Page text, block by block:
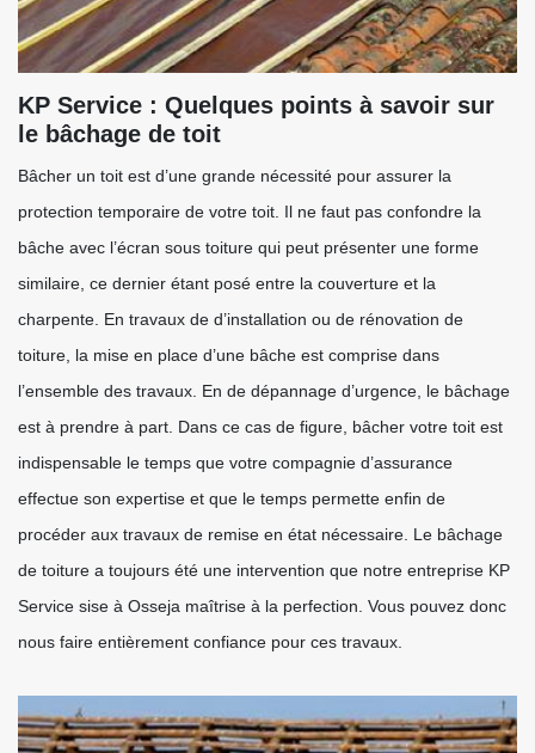
KP Service : Quelques points à savoir sur
le bâchage de toit
Bâcher un toit est d’une grande nécessité pour assurer la
protection temporaire de votre toit. Il ne faut pas confondre la
bâche avec l’écran sous toiture qui peut présenter une forme
similaire, ce dernier étant posé entre la couverture et la
charpente. En travaux de d’installation ou de rénovation de
toiture, la mise en place d’une bâche est comprise dans
l’ensemble des travaux. En de dépannage d’urgence, le bâchage
est à prendre à part. Dans ce cas de figure, bâcher votre toit est
indispensable le temps que votre compagnie d’assurance
effectue son expertise et que le temps permette enfin de
procéder aux travaux de remise en état nécessaire. Le bâchage
de toiture a toujours été une intervention que notre entreprise KP
Service sise à Osseja maîtrise à la perfection. Vous pouvez donc
nous faire entièrement confiance pour ces travaux.